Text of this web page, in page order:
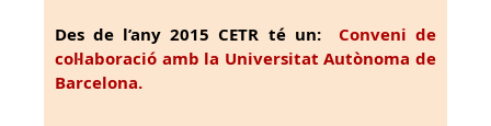
Des de l’any 2015 CETR té un: Conveni de
col·laboració amb la Universitat Autònoma de
Barcelona.